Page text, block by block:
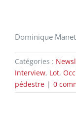
Dominique
Catégories :
Interview, Lot,
pédestre | 0